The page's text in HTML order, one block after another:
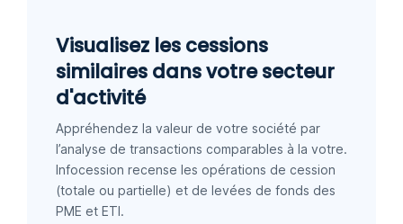
Visualisez les cessions
similaires dans votre secteur
d'activité
Appréhendez la valeur de votre société par
l’analyse de transactions comparables à la votre.
Infocession recense les opérations de cession
(totale ou partielle) et de levées de fonds des
PME et ETI.